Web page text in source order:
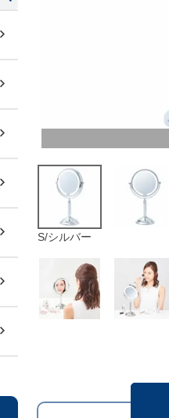
S/シルバー